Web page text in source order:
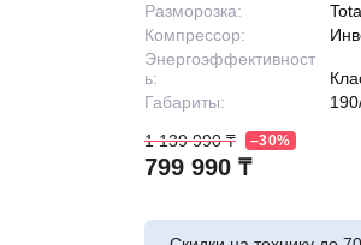
Разморозка:
Компрессор:
Энергоэффективност
ь:
Габариты:
799 990 ₸
1 139 990 ₸ –30%